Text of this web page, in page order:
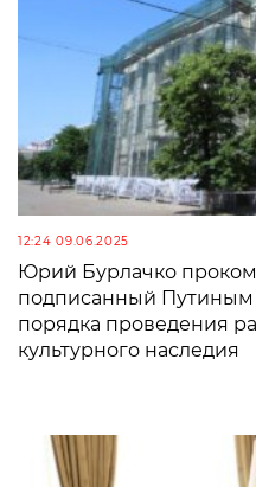
12:24 09.06.2025
Юрий Бурлачко
подписанный
порядка проведения
культурного наследия